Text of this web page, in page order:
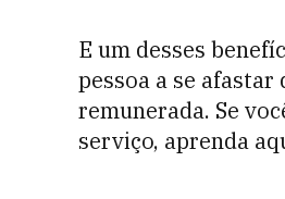
E um desses
pessoa a se
remunerada. Se
serviço, aprenda